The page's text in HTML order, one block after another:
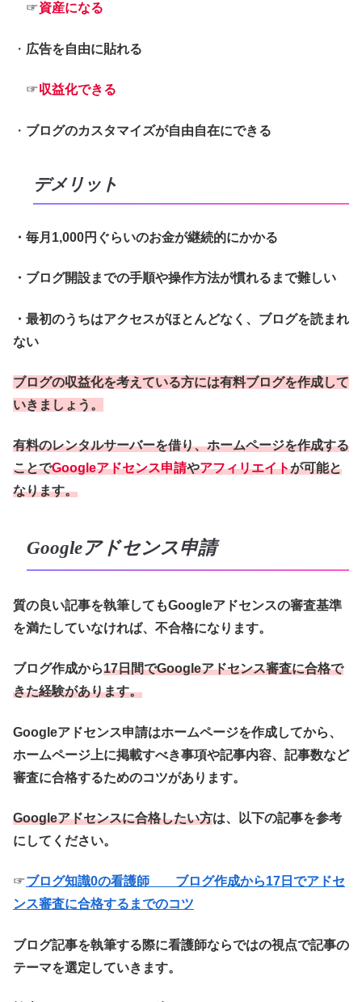
☞資産になる
・ 広告を自由に貼れる
☞収益化できる
・ ブログのカスタマイズが自由自在にできる
デメリット
・毎月1,000円ぐらいのお金が継続的にかかる
・ブログ開設までの手順や操作方法が慣れるまで難しい
・最初のうちはアクセスがほとんどなく、ブログを読まれ
ない
ブログの収益化を考えている方には有料ブログを作成して
いきましょう。
有料のレンタルサーバーを借り、ホームページを作成する
ことでGoogleアドセンス申請やアフィリエイトが可能と
なります。
Googleアドセンス申請
質の良い記事を執筆してもGoogleアドセンスの審査基準
を満たしていなければ、不合格になります。
ブログ作成から17日間でGoogleアドセンス審査に合格で
きた経験があります。
Googleアドセンス申請はホームページを作成してから、
ホームページ上に掲載すべき事項や記事内容、記事数など
審査に合格するためのコツがあります。
Googleアドセンスに合格したい方は、以下の記事を参考
にしてください。
☞ブログ知識0の看護師 ブログ作成から17日でアドセ
ンス審査に合格するまでのコツ
ブログ記事を執筆する際に看護師ならではの視点で記事の
テーマを選定していきます。